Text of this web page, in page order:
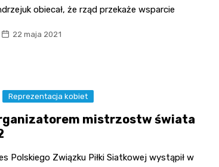
obiecał, że rząd przekaże wsparcie
22 maja 2021
Reprezentacja kobiet
mistrzostw świata
Polskiego Związku Piłki Siatkowej wystąpił w